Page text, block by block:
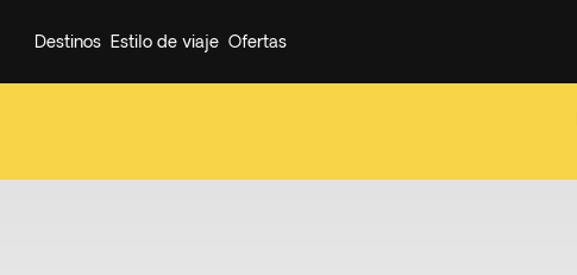
Destinos Estilo de viaje Ofertas